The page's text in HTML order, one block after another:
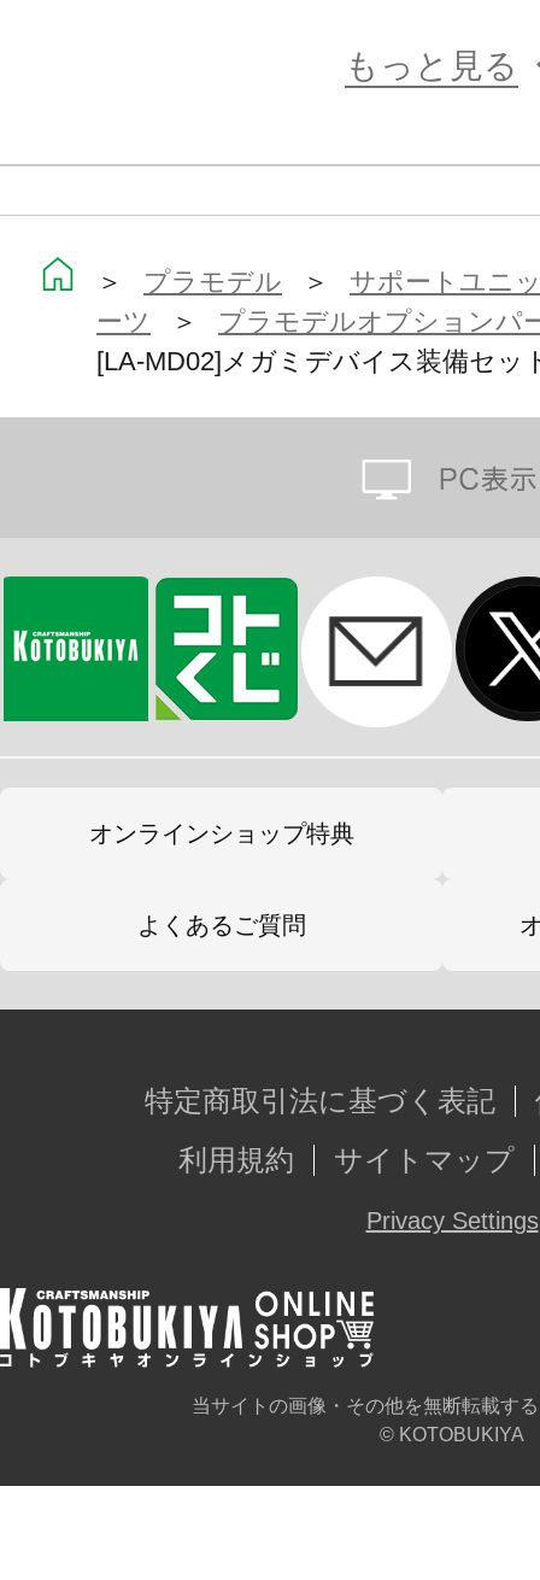
もっと見る
＞ プラモデル ＞ サポートユニ
ーツ
＞ プラモデルオプションパ
[LA-MD02]メガミデバイス装備セッ
オンラインショップ特典
よくあるご質問
特定商取引法に基づく表記
利用規約
サイトマップ
Privacy Settings
当サイトの画像・その他を無断転載す
© KOTOBUKIYA